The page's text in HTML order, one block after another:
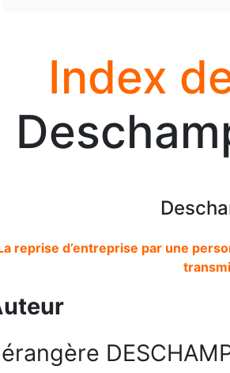
Index
reprise d’entreprise par une